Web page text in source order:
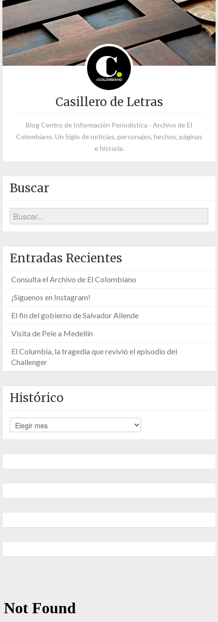
Casillero de Letras
Blog Centro de Información Periodística - Archivo de El
Colombiano. Un Siglo de noticias, personajes, hechos, páginas
e historia.
Buscar
Entradas Recientes
Consulta el Archivo de El Colombiano
¡Síguenos en Instagram!
El fin del gobierno de Salvador Allende
Visita de Pele a Medellín
El Columbia, la tragedia que revivió el episodio del
Challenger
Histórico